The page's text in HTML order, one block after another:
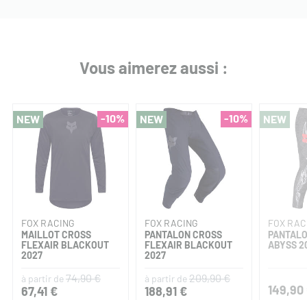
Vous aimerez aussi :
NEW -10%
FOX RACING
MAILLOT CROSS
FLEXAIR BLACKOUT
2027
à partir de74,90 €
67,41 €
NEW -10%
FOX RACING
PANTALON CROSS
FLEXAIR BLACKOUT
2027
à partir de209,90 €
188,91 €
NEW
FOX
ABYSS
149,90